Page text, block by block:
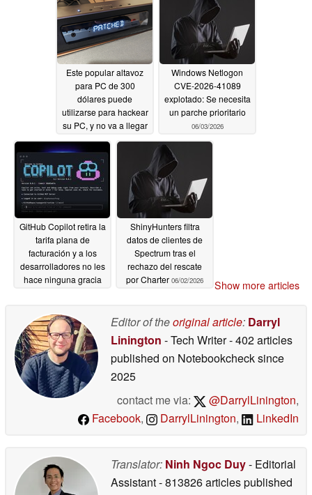
Este popular altavoz
para PC de 300
dólares puede
utilizarse para hackear
su PC, y no va a llegar
06/03/2026
Windows Netlogon
CVE-2026-41089
explotado: Se necesita
un parche prioritario
06/03/2026
GitHub Copilot retira la
tarifa plana de
facturación y a los
desarrolladores no les
hace ninguna gracia
ShinyHunters filtra
datos de clientes de
Spectrum tras el
rechazo del rescate
por Charter 06/02/2026 Show more articles
Editor of theoriginal article: Darryl
Linington - Tech Writer- 402 articles
published on Notebookchecksince
2025
contact me via:
@DarrylLinington,
Facebook, DarrylLinington, LinkedIn
Translator: Ninh Ngoc Duy- Editorial
Assistant- 813826 articles published